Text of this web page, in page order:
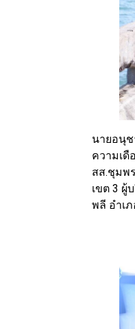
นายอนุ
ความเดื
สส.ชุมพ
เขต 3 ผู้
พลี อำเ